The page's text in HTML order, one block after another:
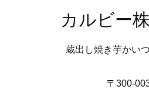
カルビー
蔵出し焼き芋かい
〒300-